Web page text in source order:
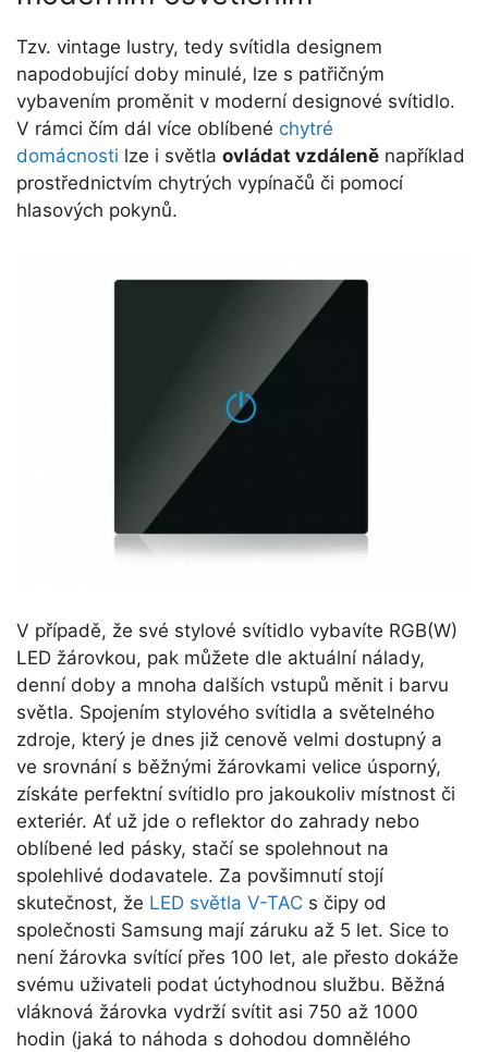
Tzv. vintage lustry, tedy svítidla designem
napodobující doby minulé, lze s patřičným
vybavením proměnit v moderní designové svítidlo.
V rámci čím dál více oblíbené chytré
domácnosti lze i světla ovládat vzdáleně například
prostřednictvím chytrých vypínačů či pomocí
hlasových pokynů.
V případě, že své stylové svítidlo vybavíte RGB(W)
LED žárovkou, pak můžete dle aktuální nálady,
denní doby a mnoha dalších vstupů měnit i barvu
světla. Spojením stylového svítidla a světelného
zdroje, který je dnes již cenově velmi dostupný a
ve srovnání s běžnými žárovkami velice úsporný,
získáte perfektní svítidlo pro jakoukoliv místnost či
exteriér. Ať už jde o reflektor do zahrady nebo
oblíbené led pásky, stačí se spolehnout na
spolehlivé dodavatele. Za povšimnutí stojí
skutečnost, že LED světla V-TAC s čipy od
společnosti Samsung mají záruku až 5 let. Sice to
není žárovka svítící přes 100 let, ale přesto dokáže
svému uživateli podat úctyhodnou službu. Běžná
vláknová žárovka vydrží svítit asi 750 až 1000
hodin (jaká to náhoda s dohodou domnělého